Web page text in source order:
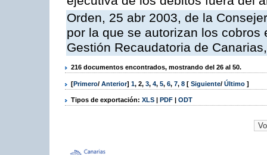
Orden, 25 abr 2003, de la
por la que se autorizan los
Gestión Recaudatoria de
216 documentos encontrados, mostrando del 26 al 50.
[Primero/ Anterior] 1, 2, 3, 4, 5, 6, 7, 8 [ Siguiente/ Último ]
Tipos de exportación: XLS | PDF | ODT